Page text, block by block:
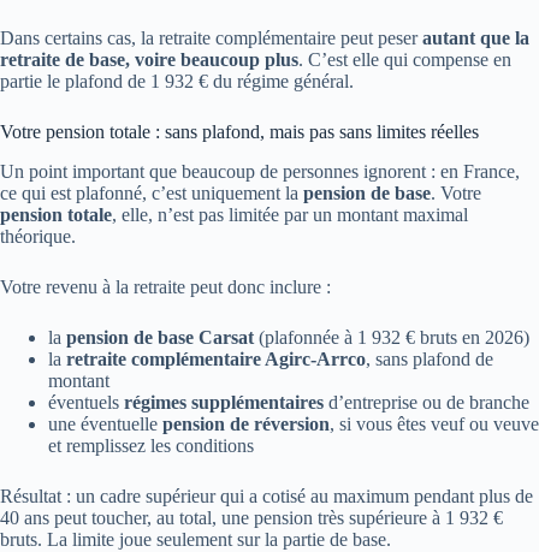
Dans certains cas, la retraite complémentaire peut peserautant que la
retraite de base, voire beaucoup plus. C’est elle qui compense en
partie le plafond de 1 932 € du régime général.
Votre pension totale : sans plafond, mais pas sans limites réelles
Un point important que beaucoup de personnes ignorent : en France,
ce qui est plafonné, c’est uniquement la pension de base. Votre
pension totale, elle, n’est pas limitée par un montant maximal
théorique.
Votre revenu à la retraite peut donc inclure :
la pension de base Carsat (plafonnée à 1 932 € bruts en 2026)
la retraite complémentaire Agirc-Arrco, sans plafond de
montant
éventuels régimes supplémentaires d’entreprise ou de branche
une éventuelle pension de réversion, si vous êtes veuf ou veuve
et remplissez les conditions
Résultat : un cadre supérieur qui a cotisé au maximum pendant plus de
40 ans peut toucher, au total, une pension très supérieure à 1 932 €
bruts. La limite joue seulement sur la partie de base.